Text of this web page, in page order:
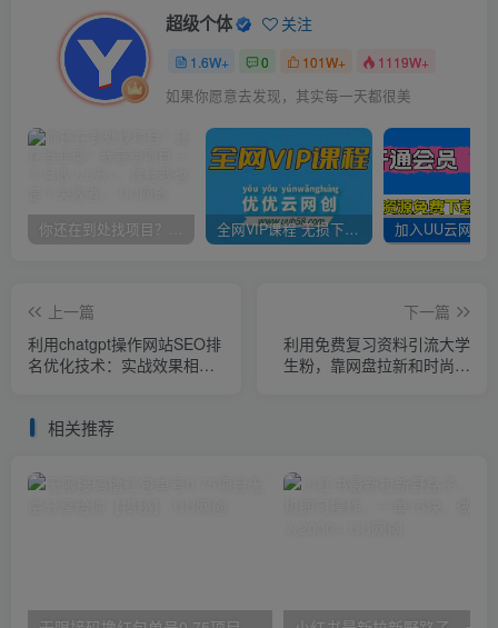
超级个体 关注
1.6W+ 0 101W+ 1119W+
如果你愿意去发现，其实每一天都很美
你还在到处找项目？还在当韭菜？我靠卖项目一个月收入5万+，曾经我也是个失败者。 全网VIP课程 无损下载~
上一篇
利用chatgpt操作网站SEO排
名优化技术：实战效果相当
下一篇
利用免费复习资料引流大学
生粉，靠网盘拉新和时尚单
相关推荐